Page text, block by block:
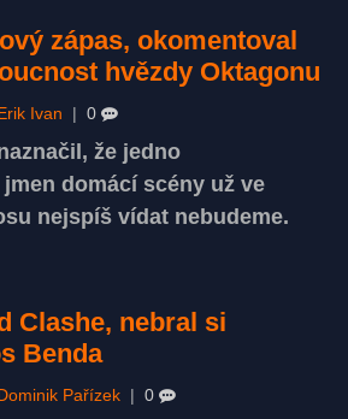
zápas, okomentoval
hvězdy Oktagonu
Erik Ivan 0
že jedno
domácí scény už ve
nejspíš vídat nebudeme.
Clashe, nebral si
Benda
Dominik Pařízek 0